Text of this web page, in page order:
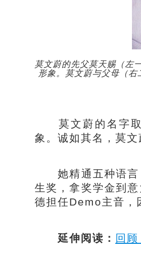
莫文蔚的先父莫天赐（左
形象。莫文蔚与父母（右
莫文蔚的名字取
象。诚如其名，莫文
她精通五种语言
生奖，拿奖学金到
德担任Demo主音，
延伸阅读： 回